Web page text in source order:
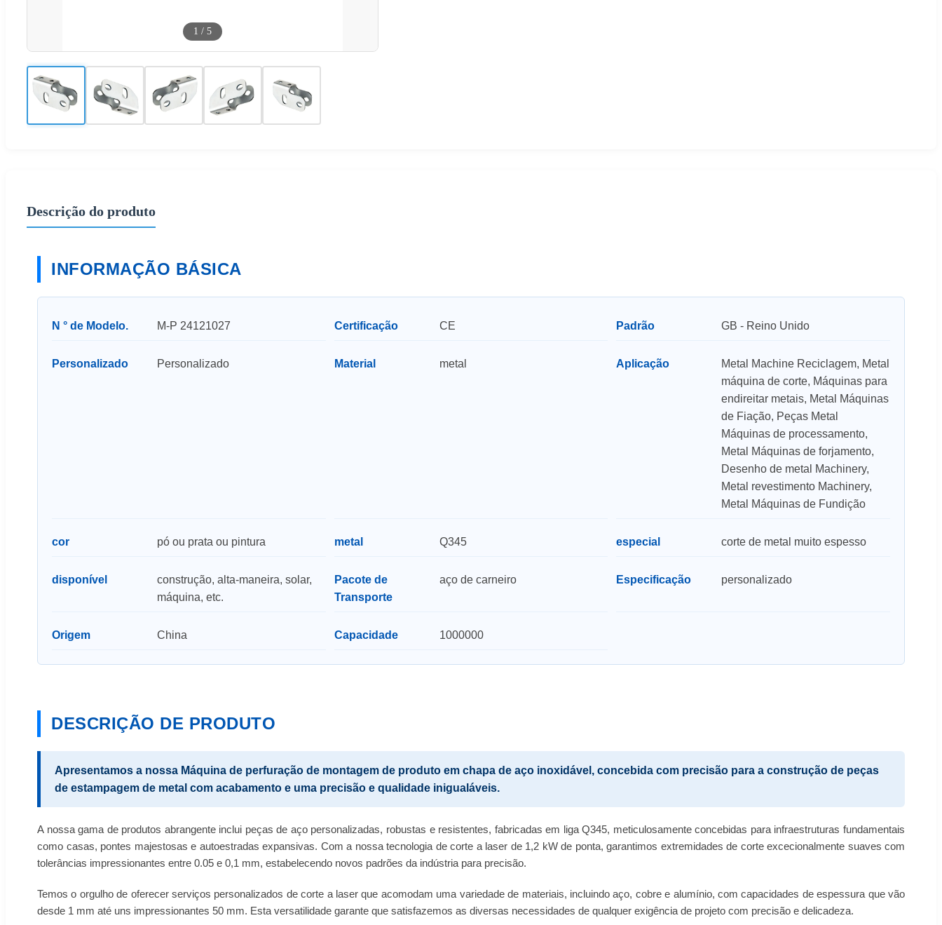
1 / 5
Descrição do produto
INFORMAÇÃO BÁSICA
N ° de Modelo. M-P 24121027 Certificação CE Padrão GB - Reino Unido
Personalizado Personalizado Material metal Aplicação
Metal Machine Reciclagem, Metal
máquina de corte, Máquinas para
endireitar metais, Metal Máquinas
de Fiação, Peças Metal
Máquinas de processamento,
Metal Máquinas de forjamento,
Desenho de metal Machinery,
Metal revestimento Machinery,
Metal Máquinas de Fundição
cor pó ou prata ou pintura metal Q345 especial corte de metal muito espesso
disponível
construção, alta-maneira, solar,
máquina, etc.
Pacote de
Transporte
aço de carneiro Especificação personalizado
Origem China Capacidade 1000000
DESCRIÇÃO DE PRODUTO
Apresentamos a nossa Máquina de perfuração de montagem de produto em chapa de aço inoxidável, concebida com precisão para a construção de peças
de estampagem de metal com acabamento e uma precisão e qualidade inigualáveis.
A nossa gama de produtos abrangente inclui peças de aço personalizadas, robustas e resistentes, fabricadas em liga Q345, meticulosamente concebidas para infraestruturas fundamentais
como casas, pontes majestosas e autoestradas expansivas. Com a nossa tecnologia de corte a laser de 1,2 kW de ponta, garantimos extremidades de corte excecionalmente suaves com
tolerâncias impressionantes entre 0.05 e 0,1 mm, estabelecendo novos padrões da indústria para precisão.
Temos o orgulho de oferecer serviços personalizados de corte a laser que acomodam uma variedade de materiais, incluindo aço, cobre e alumínio, com capacidades de espessura que vão
desde 1 mm até uns impressionantes 50 mm. Esta versatilidade garante que satisfazemos as diversas necessidades de qualquer exigência de projeto com precisão e delicadeza.